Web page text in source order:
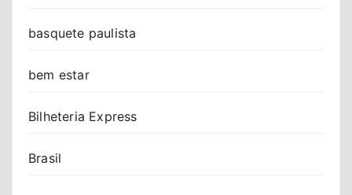
basquete paulista
bem estar
Bilheteria Express
Brasil